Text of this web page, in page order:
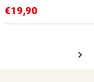
€19,90
chevron_right